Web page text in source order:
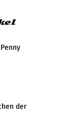
der